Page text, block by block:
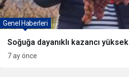
Soğuğa dayanıklı kazancı yüksek
Genel Haberleri
7 ay önce